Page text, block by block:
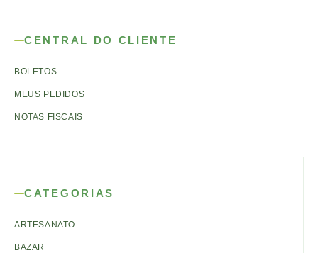
CENTRAL DO CLIENTE
BOLETOS
MEUS PEDIDOS
NOTAS FISCAIS
CATEGORIAS
ARTESANATO
BAZAR